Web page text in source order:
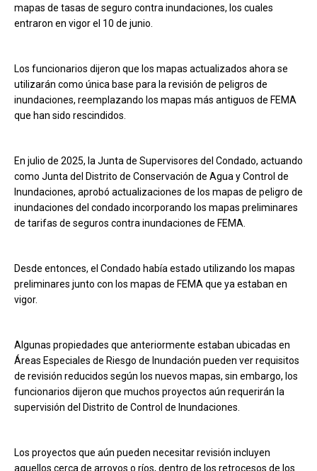
mapas de tasas de seguro contra inundaciones, los cuales
entraron en vigor el 10 de junio.
Los funcionarios dijeron que los mapas actualizados ahora se
utilizarán como única base para la revisión de peligros de
inundaciones, reemplazando los mapas más antiguos de FEMA
que han sido rescindidos.
En julio de 2025, la Junta de Supervisores del Condado, actuando
como Junta del Distrito de Conservación de Agua y Control de
Inundaciones, aprobó actualizaciones de los mapas de peligro de
inundaciones del condado incorporando los mapas preliminares
de tarifas de seguros contra inundaciones de FEMA.
Desde entonces, el Condado había estado utilizando los mapas
preliminares junto con los mapas de FEMA que ya estaban en
vigor.
Algunas propiedades que anteriormente estaban ubicadas en
Áreas Especiales de Riesgo de Inundación pueden ver requisitos
de revisión reducidos según los nuevos mapas, sin embargo, los
funcionarios dijeron que muchos proyectos aún requerirán la
supervisión del Distrito de Control de Inundaciones.
Los proyectos que aún pueden necesitar revisión incluyen
aquellos cerca de arroyos o ríos, dentro de los retrocesos de los